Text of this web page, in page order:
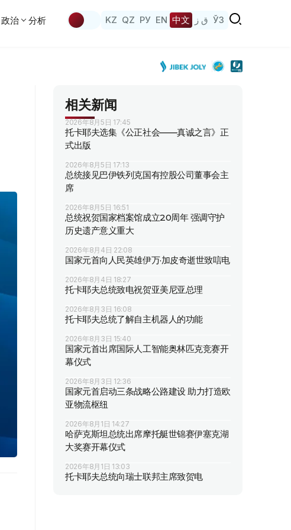
政治 分析 KZ QZ РУ EN 中文 ق ز ЎЗ
相关新闻
2026年8月5日 17:45
托卡耶夫选集《公正社会——真诚之言》正
式出版
2026年8月5日 17:13
总统接见巴伊铁列克国有控股公司董事会主
席
2026年8月5日 16:51
总统祝贺国家档案馆成立20周年 强调守护
历史遗产意义重大
2026年8月4日 22:08
国家元首向人民英雄伊万·加皮奇逝世致唁电
2026年8月4日 18:27
托卡耶夫总统致电祝贺亚美尼亚总理
2026年8月3日 16:08
托卡耶夫总统了解自主机器人的功能
2026年8月3日 15:40
国家元首出席国际人工智能奥林匹克竞赛开
幕仪式
2026年8月3日 12:36
国家元首启动三条战略公路建设 助力打造欧
亚物流枢纽
2026年8月1日 14:27
哈萨克斯坦总统出席摩托艇世锦赛伊塞克湖
大奖赛开幕仪式
2026年8月1日 13:03
托卡耶夫总统向瑞士联邦主席致贺电